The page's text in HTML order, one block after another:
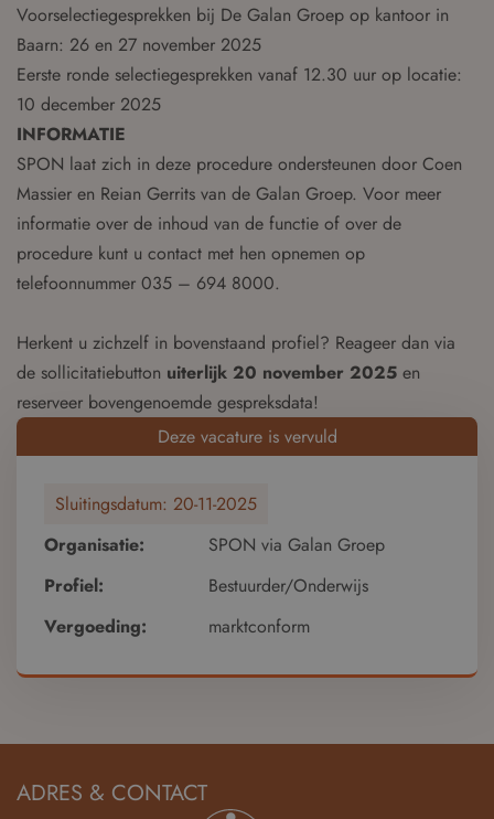
Voorselectiegesprekken bij De Galan Groep op kantoor in
Baarn: 26 en 27 november 2025
Eerste ronde selectiegesprekken vanaf 12.30 uur op locatie:
10 december 2025
INFORMATIE
SPON laat zich in deze procedure ondersteunen door Coen
Massier en Reian Gerrits van de Galan Groep. Voor meer
informatie over de inhoud van de functie of over de
procedure kunt u contact met hen opnemen op
telefoonnummer 035 – 694 8000.
Herkent u zichzelf in bovenstaand profiel? Reageer dan via
de sollicitatiebutton uiterlijk 20 november 2025 en
reserveer bovengenoemde gespreksdata!
Deze vacature is vervuld
Sluitingsdatum: 20-11-2025
Organisatie:
SPON via Galan Groep
Profiel:
Bestuurder/Onderwijs
Vergoeding:
marktconform
ADRES & CONTACT